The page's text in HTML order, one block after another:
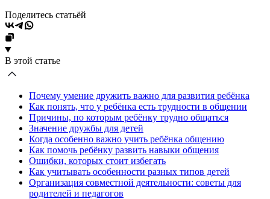
Поделитесь статьёй
В этой статье
Почему умение дружить важно для развития ребёнка
Как понять, что у ребёнка есть трудности в общении
Причины, по которым ребёнку трудно общаться
Значение дружбы для детей
Когда особенно важно учить ребёнка общению
Как помочь ребёнку развить навыки общения
Ошибки, которых стоит избегать
Как учитывать особенности разных типов детей
Организация совместной деятельности: советы для
родителей и педагогов